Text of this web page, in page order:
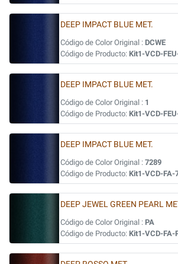
DEEP IMPACT BLUE MET.
Código de Color Original : DCWE
Código de Producto: Kit1-VCD-
DEEP IMPACT BLUE MET.
Código de Color Original : 1
Código de Producto: Kit1-VCD-
DEEP IMPACT BLUE MET.
Código de Color Original : 7289
Código de Producto: Kit1-VCD-FA-
DEEP JEWEL GREEN PEARL
Código de Color Original : PA
Código de Producto: Kit1-VCD-FA-